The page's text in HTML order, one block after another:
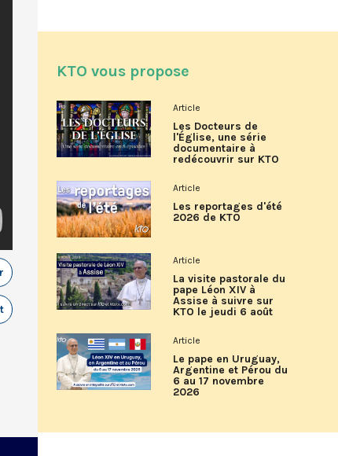
KTO vous propose
Article
Les Docteurs de
l'Église, une série
documentaire à
redécouvrir sur KTO
Article
Les reportages d'été
2026 de KTO
Article
La visite pastorale du
pape Léon XIV à
Assise à suivre sur
KTO le jeudi 6 août
Article
Le pape en Uruguay,
Argentine et Pérou du
6 au 17 novembre
2026